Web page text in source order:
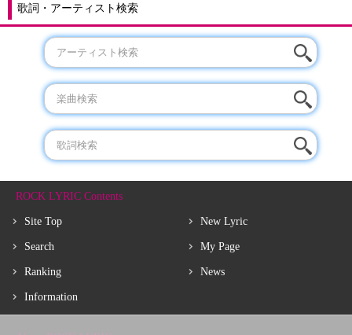
歌詞・アーティスト検索
ROCK LYRIC Contents
Site Top
Search
Ranking
Information
New Lyric
My Page
News